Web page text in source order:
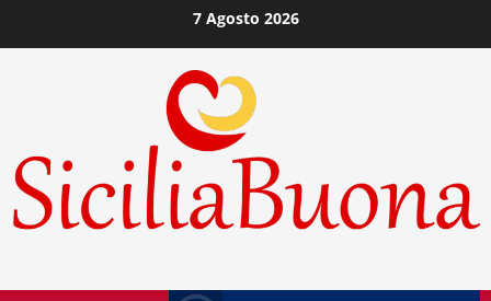
al
7 Agosto 2026